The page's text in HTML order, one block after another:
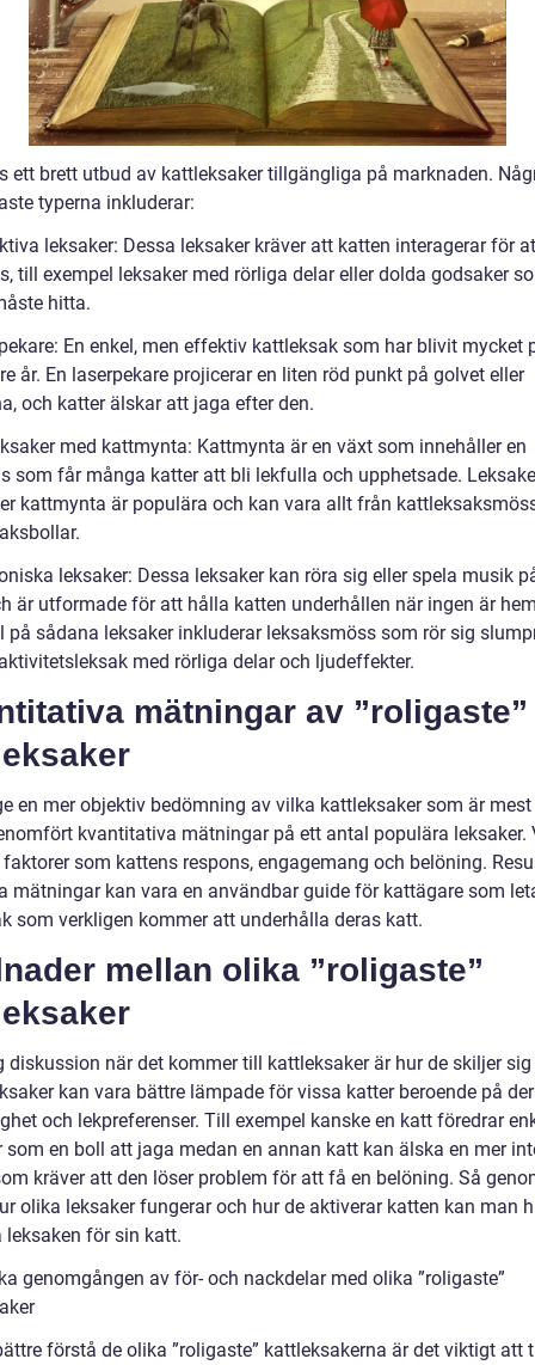
ett brett utbud av kattleksaker tillgängliga på marknaden.
typerna inkluderar:
leksaker: Dessa leksaker kräver att katten interagerar för
till exempel leksaker med rörliga delar eller dolda godsaker
hitta.
En enkel, men effektiv kattleksak som har blivit mycket
år. En laserpekare projicerar en liten röd punkt på golvet eller
och katter älskar att jaga efter den.
med kattmynta: Kattmynta är en växt som innehåller en
som får många katter att bli lekfulla och upphetsade.
kattmynta är populära och kan vara allt från
leksaker: Dessa leksaker kan röra sig eller spela musik
är utformade för att hålla katten underhållen när ingen är
på sådana leksaker inkluderar leksaksmöss som rör sig
med rörliga delar och ljudeffekter.
mätningar av ”roligaste”
en mer objektiv bedömning av vilka kattleksaker som är mest
kvantitativa mätningar på ett antal populära leksaker.
som kattens respons, engagemang och belöning.
mätningar kan vara en användbar guide för kattägare som
som verkligen kommer att underhålla deras katt.
mellan olika ”roligaste”
diskussion när det kommer till kattleksaker är hur de skiljer
kan vara bättre lämpade för vissa katter beroende på
och lekpreferenser. Till exempel kanske en katt föredrar
som en boll att jaga medan en annan katt kan älska en mer
kräver att den löser problem för att få en belöning. Så
olika leksaker fungerar och hur de aktiverar katten kan man
leksaken för sin katt.
genomgången av för- och nackdelar med olika ”roligaste”
förstå de olika ”roligaste” kattleksakerna är det viktigt att